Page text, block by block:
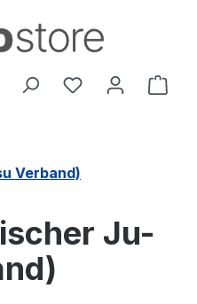
Du hast 0
Verband)
Ju-